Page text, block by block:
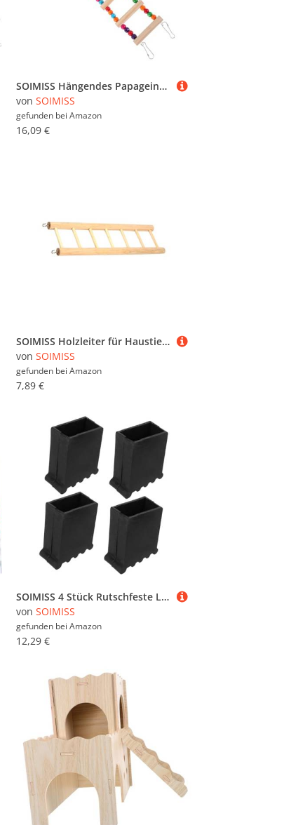
SOIMISS Hängendes Papageinest mit Leiter Dekoratives Haustierzubehör für Wellensittiche Nymphensittiche und Hamster
von SOIMISS
gefunden bei Amazon
16,09 €
SOIMISS Holzleiter für Haustiere Stufige Kletterleiter aus Holz für Hamster Eichhörnchen und Vögel Robustes und Leicht zu Reinigendes für Kleintiere als Kletter und Ruheplatz
von SOIMISS
gefunden bei Amazon
7,89 €
SOIMISS 4 Stück Rutschfeste Leiterfüße aus Aluminiumlegierung mit Dickem Pvc schutz Leiter Endkappen für Erhöhte Stabilität und Rutschfeste Leiterfußabdeckungen für Haushalts Klappleitern
von SOIMISS
gefunden bei Amazon
12,29 €